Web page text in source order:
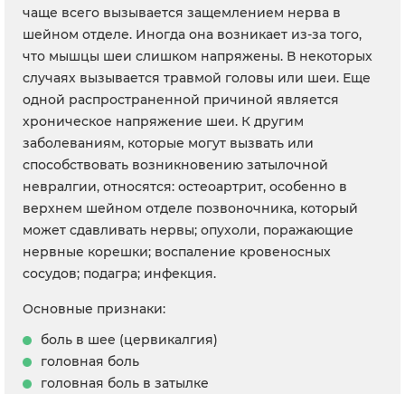
чаще всего вызывается защемлением нерва в
шейном отделе. Иногда она возникает из-за того,
что мышцы шеи слишком напряжены. В некоторых
случаях вызывается травмой головы или шеи. Еще
одной распространенной причиной является
хроническое напряжение шеи. К другим
заболеваниям, которые могут вызвать или
способствовать возникновению затылочной
невралгии, относятся: остеоартрит, особенно в
верхнем шейном отделе позвоночника, который
может сдавливать нервы; опухоли, поражающие
нервные корешки; воспаление кровеносных
сосудов; подагра; инфекция.
Основные признаки:
боль в шее (цервикалгия)
головная боль
головная боль в затылке